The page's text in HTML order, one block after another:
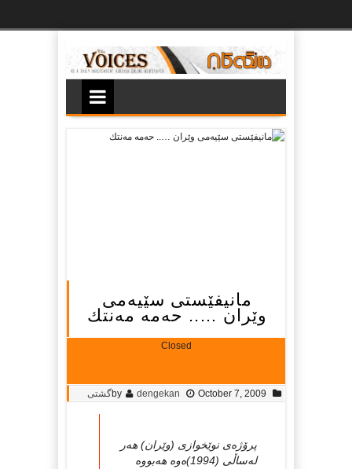
مانیفێستی سێیه‌می
وێران ….. حه‌مه‌ مه‌نتك
Closed
by dengekan October 7, 2009 گشتی
پرۆژه‌ی نوێخوازی (وێران) هه‌ر
له‌ساڵی (1994)ه‌وه‌ هه‌بووه‌